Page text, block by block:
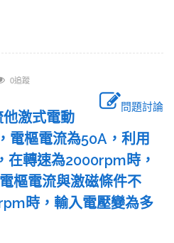
0追蹤
問題討論
激式電動
電樞電流為50A，利用
在轉速為2000rpm時，
樞電流與激磁條件不
時，輸入電壓變為多